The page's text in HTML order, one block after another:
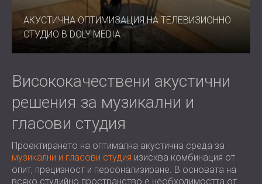
АКУСТИЧНА ОПТИМИЗАЦИЯ НА ТЕЛЕВИЗИОННО
СТУДИО В DOLY MEDIA
Висококачествени акустични
решения за музикални и
гласови студия
Проектирането на оптимална акустична среда за
музикални и гласови студия изисква комбинация от
опит, прецизност и персонализиране. В основата на
всяко студийно пространство е необходимостта от